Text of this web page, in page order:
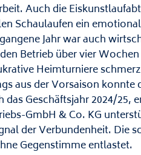
Auch die
Schaulaufen ein
Jahr war auch
Betrieb über vier
Heimturniere
aus der Vorsaison
das Geschäftsjahr 2024/25,
GmbH & Co. KG
der Verbundenheit. Die
Gegenstimme entlastet.